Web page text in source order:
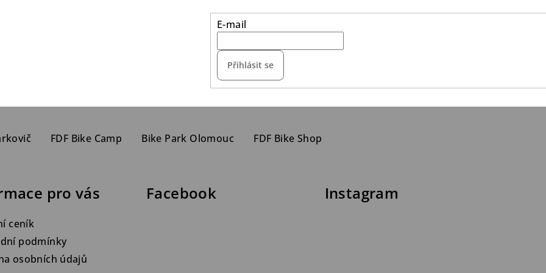
E-mail
Přihlásit se
FDF Bike Camp Bike Park Olomouc FDF Bike Shop
pro vás
ceník
podmínky
osobních údajů
Facebook Instagram